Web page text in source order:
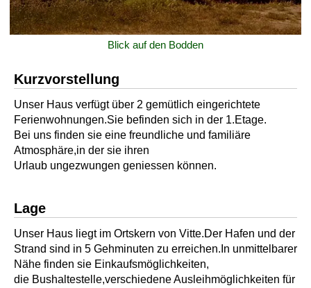
Blick auf den Bodden
Kurzvorstellung
Unser Haus verfügt über 2 gemütlich eingerichtete
Ferienwohnungen.Sie befinden sich in der 1.Etage.
Bei uns finden sie eine freundliche und familiäre
Atmosphäre,in der sie ihren
Urlaub ungezwungen geniessen können.
Lage
Unser Haus liegt im Ortskern von Vitte.Der Hafen und der
Strand sind in 5 Gehminuten zu erreichen.In unmittelbarer
Nähe finden sie Einkaufsmöglichkeiten,
die Bushaltestelle,verschiedene Ausleihmöglichkeiten für